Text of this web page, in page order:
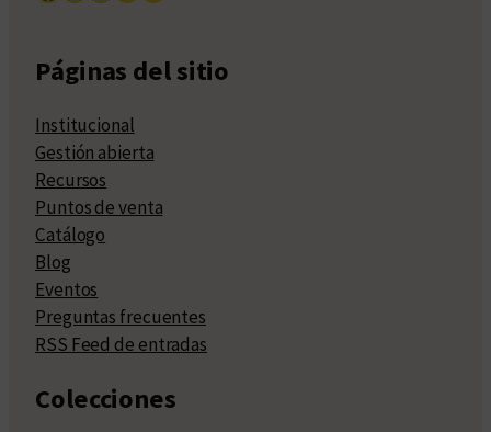
Páginas del sitio
Institucional
Gestión abierta
Recursos
Puntos de venta
Catálogo
Blog
Eventos
Preguntas frecuentes
RSS Feed de entradas
Colecciones